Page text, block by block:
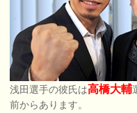
浅田選手の彼氏は高橋大輔
前からあります。